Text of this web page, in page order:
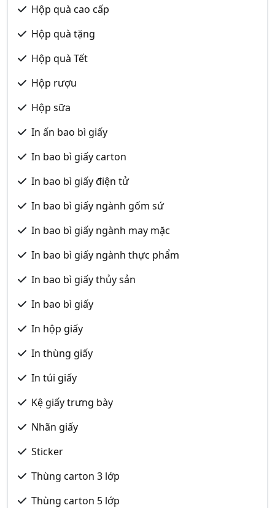
Hộp quà cao cấp
Hộp quà tặng
Hộp quà Tết
Hộp rượu
Hộp sữa
In ấn bao bì giấy
In bao bì giấy carton
In bao bì giấy điện tử
In bao bì giấy ngành gốm sứ
In bao bì giấy ngành may mặc
In bao bì giấy ngành thực phẩm
In bao bì giấy thủy sản
In bao bì giấy
In hộp giấy
In thùng giấy
In túi giấy
Kệ giấy trưng bày
Nhãn giấy
Sticker
Thùng carton 3 lớp
Thùng carton 5 lớp